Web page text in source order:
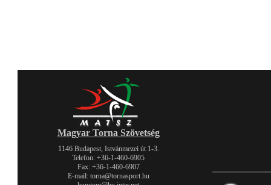
Magyar Torna Szövetség
1146 Budapest, Istvánmezei út 1-3.
Telefon: +36-1-460-6905
Fax: +36-1-460-6907
E-mail: torna@tornasport.hu